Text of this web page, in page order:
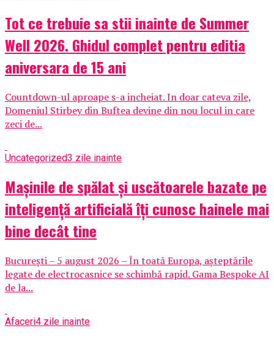
Tot ce trebuie sa stii inainte de Summer
Well 2026. Ghidul complet pentru editia
aniversara de 15 ani
Countdown-ul aproape s-a incheiat. In doar cateva zile,
Domeniul Stirbey din Buftea devine din nou locul in care
zeci de...
Uncategorized3 zile inainte
Mașinile de spălat și uscătoarele bazate pe
inteligență artificială îți cunosc hainele mai
bine decât tine
București – 5 august 2026 – În toată Europa, așteptările
legate de electrocasnice se schimbă rapid. Gama Bespoke AI
de la...
Afaceri4 zile inainte